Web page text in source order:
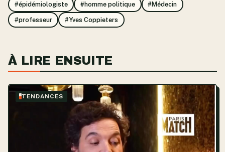
#épidémiologiste
#homme politique #Médecin
#professeur #Yves Coppieters
À LIRE ENSUITE
TENDANCES